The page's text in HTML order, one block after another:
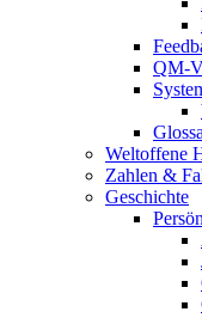
QM-
Weltoffene
Zahlen &
Geschichte